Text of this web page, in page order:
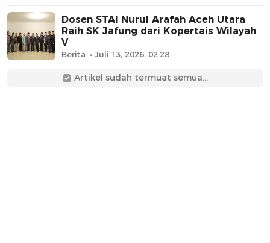
Dosen STAI Nurul Arafah Aceh Utara
Raih SK Jafung dari Kopertais Wilayah
V
Berita Juli 13, 2026, 02:28
Artikel sudah termuat semua...